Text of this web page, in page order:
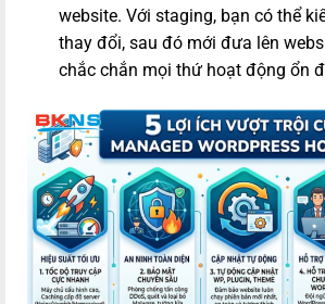
website. Với staging, bạn có thể
thay đổi, sau đó mới đưa lên
chắc chắn mọi thứ hoạt động ổn